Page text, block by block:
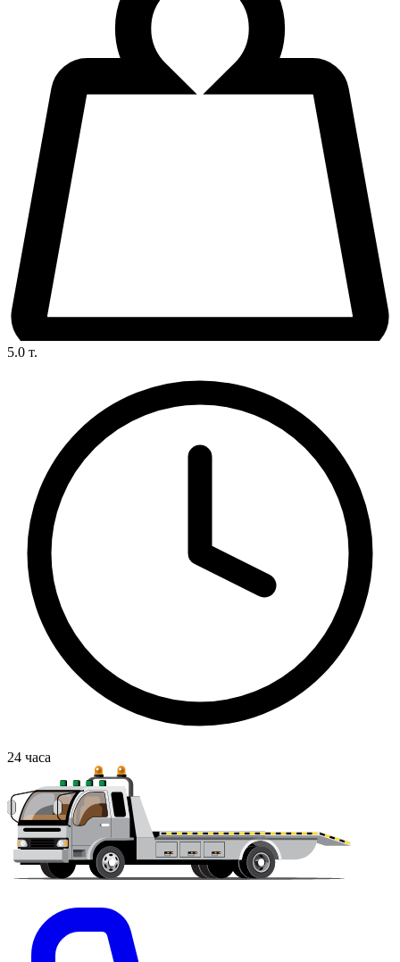
5.0 т.
24 часа